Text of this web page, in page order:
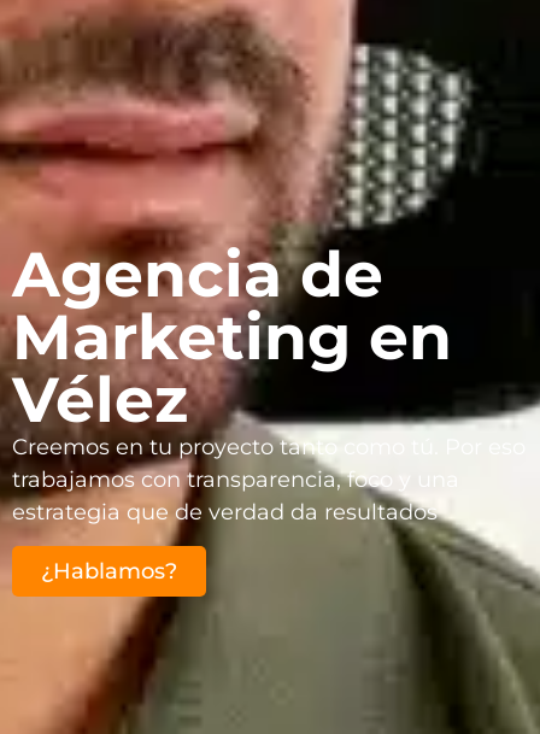
Agencia de
Marketing en
Vélez
Creemos en tu proyecto tanto como tú. Por eso
trabajamos con transparencia, foco y una
estrategia que de verdad da resultados
¿Hablamos?